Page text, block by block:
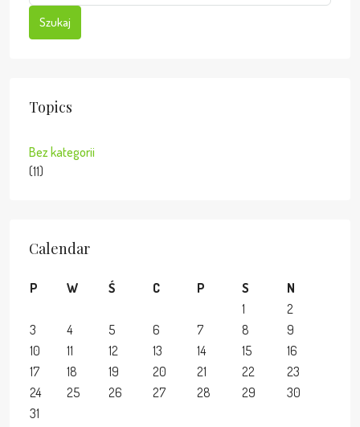
Szukaj
Topics
Bez kategorii
(11)
Calendar
P W Ś C P S
N
1
2
3
4 5 6 7 8
9
10
11 12 13 14 15
16
17
18 19 20 21 22
23
24
25 26 27 28 29
30
31